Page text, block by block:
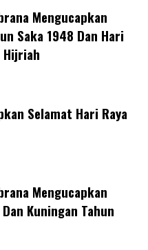
Mengucapkan
Saka 1948 Dan Hari
Hijriah
Selamat Hari Raya
Mengucapkan
Kuningan Tahun